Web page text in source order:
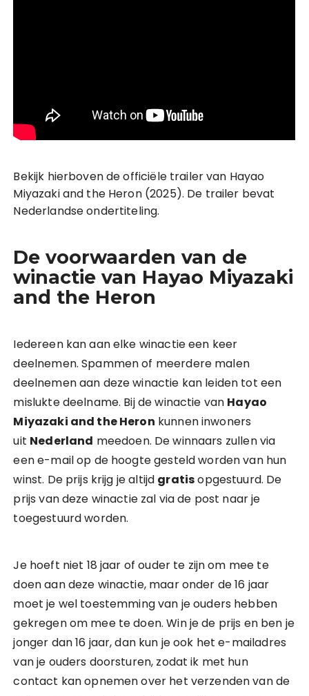
Bekijk hierboven de officiële trailer van Hayao
Miyazaki and the Heron (2025). De trailer bevat
Nederlandse ondertiteling.
De voorwaarden van de
winactie van Hayao Miyazaki
and the Heron
Iedereen kan aan elke winactie een keer
deelnemen. Spammen of meerdere malen
deelnemen aan deze winactie kan leiden tot een
mislukte deelname. Bij de winactie van Hayao
Miyazaki and the Heron kunnen inwoners
uit Nederland meedoen. De winnaars zullen via
een e-mail op de hoogte gesteld worden van hun
winst. De prijs krijg je altijd gratisopgestuurd. De
prijs van deze winactie zal via de post naar je
toegestuurd worden.
Je hoeft niet 18 jaar of ouder te zijn om mee te
doen aan deze winactie, maar onder de 16 jaar
moet je wel toestemming van je ouders hebben
gekregen om mee te doen. Win je de prijs en ben je
jonger dan 16 jaar, dan kun je ook het e-mailadres
van je ouders doorsturen, zodat ik met hun
contact kan opnemen over het verzenden van de